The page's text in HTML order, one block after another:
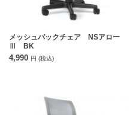
メッシュバックチェア NSアロー
Ⅲ BK
4,990 円 (税込)